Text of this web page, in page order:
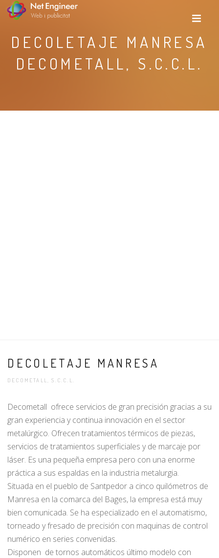
DECOLETAJE MANRESA
DECOMETALL, S.C.C.L.
DECOLETAJE MANRESA
DECOMETALL, S.C.C.L.
Decometall ofrece servicios de gran precisión gracias a su
gran experiencia y continua innovación en el sector
metalúrgico. Ofrecen tratamientos térmicos de piezas,
servicios de tratamientos superficiales y de marcaje por
láser. Es una pequeña empresa pero con una enorme
práctica a sus espaldas en la industria metalurgia.
Situada en el pueblo de Santpedor a cinco quilómetros de
Manresa en la comarca del Bages, la empresa está muy
bien comunicada. Se ha especializado en el automatismo,
torneado y fresado de precisión con maquinas de control
numérico en series convenidas.
Disponen de tornos automáticos último modelo con